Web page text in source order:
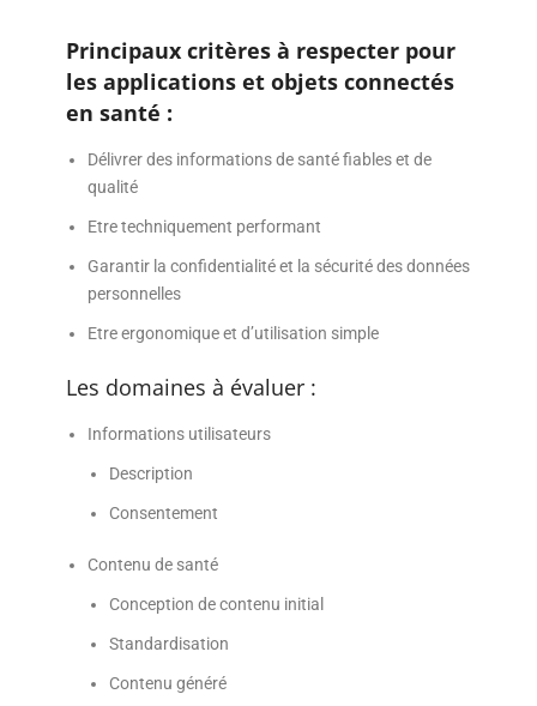
Principaux critères à respecter pour
les applications et objets connectés
en santé :
Délivrer des informations de santé fiables et de
qualité
Etre techniquement performant
Garantir la confidentialité et la sécurité des données
personnelles
Etre ergonomique et d’utilisation simple
Les domaines à évaluer :
Informations utilisateurs
Description
Consentement
Contenu de santé
Conception de contenu initial
Standardisation
Contenu généré